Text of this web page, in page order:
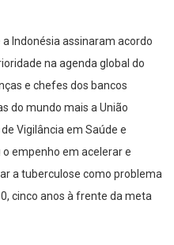
a Indonésia assinaram acordo
na agenda global do
e chefes dos bancos
do mundo mais a União
Vigilância em Saúde e
empenho em acelerar e
a tuberculose como problema
cinco anos à frente da meta